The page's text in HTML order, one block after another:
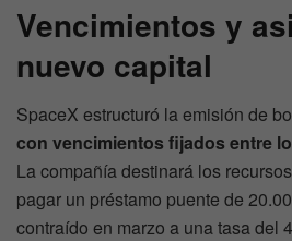
Vencimientos y
nuevo capital
SpaceX estructuró la emisión de
con vencimientos fijados entre
La compañía destinará los
pagar un préstamo puente de
contraído en marzo a una tasa del